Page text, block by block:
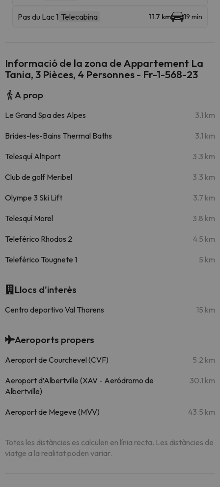
Pas du Lac 1 Telecabina 11.7 km 19 min
Informació de la zona de Appartement La
Tania, 3 Pièces, 4 Personnes - Fr-1-568-23
A prop
Le Grand Spa des Alpes 3.1 km
Brides-les-Bains Thermal Baths 3.1 km
Telesquí Altiport 3.3 km
Club de golf Meribel 3.3 km
Olympe 3 Ski Lift 3.7 km
Telesquí Morel 3.8 km
Teleférico Rhodos 2 4.5 km
Teleférico Tougnete 1 5 km
Llocs d'interès
Centro deportivo Val Thorens 15 km
Aeroports propers
Aeroport de Courchevel (CVF) 5.2 km
Aeroport d’Albertville (XAV - Aeródromo de
Albertville)
30.1 km
Aeroport de Megeve (MVV) 43.5 km
Totes les distàncies es calculen en línia recta. Les distàncies de
viatge a la realitat poden variar.